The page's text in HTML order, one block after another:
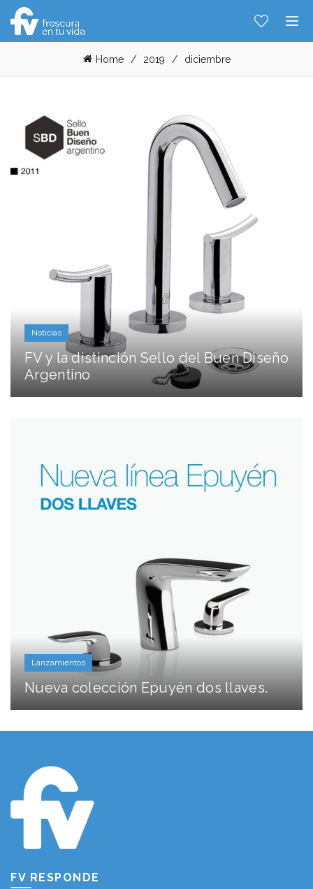
Home 2019 diciembre
Noticias
FV y la distinción Sello del Buen Diseño
Argentino
Lanzamientos
Nueva colección Epuyén dos llaves.
FV RESPONDE
Hablemos...
Solo tenes que decirme: Hola